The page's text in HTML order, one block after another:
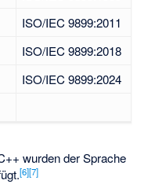
ISO/IEC 9899:2011
ISO/IEC 9899:2018
ISO/IEC 9899:2024
wurden der Sprache
[6][7]